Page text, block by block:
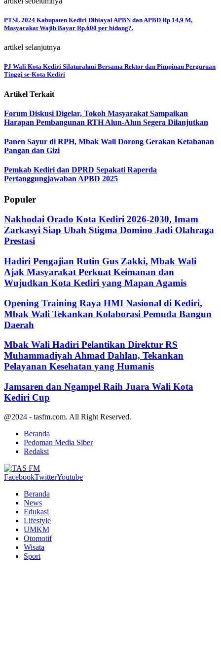
PTSL 2024 Kabupaten Kediri Dibiayai APBN dan APBD Rp 14,9 M,
Masyarakat Wajib Bayar Rp.600 per bidang?.
artikel selanjutnya
PJ Wali Kota Kediri Silaturahmi Bersama Rektor dan Pimpinan Perguruan
Tinggi se-Kota Kediri
Artikel Terkait
Forum Diskusi Digelar, Tokoh Masyarakat Sampaikan
Harapan Pembangunan RTH Alun-Alun Segera Dilanjutkan
Panen Sayur di RPH, Mbak Wali Dorong Gerakan Ketahanan
Pangan dan Gizi
Pemkab Kediri dan DPRD Sepakati Raperda
Pertanggungjawaban APBD 2025
Populer
Nakhodai Orado Kota Kediri 2026-2030, Imam
Zarkasyi Siap Ubah Stigma Domino Jadi Olahraga
Prestasi
Hadiri Pengajian Rutin Gus Zakki, Mbak Wali
Ajak Masyarakat Perkuat Keimanan dan
Wujudkan Kota Kediri yang Mapan Agamis
Opening Training Raya HMI Nasional di Kediri,
Mbak Wali Tekankan Kolaborasi Pemuda Bangun
Daerah
Mbak Wali Hadiri Pelantikan Direktur RS
Muhammadiyah Ahmad Dahlan, Tekankan
Pelayanan Kesehatan yang Humanis
Jamsaren dan Ngampel Raih Juara Wali Kota
Kediri Cup
@2024 - tasfm.com. All Right Reserved.
Beranda
Pedoman Media Siber
Redaksi
FacebookTwitterYoutube
Beranda
News
Edukasi
Lifestyle
UMKM
Otomotif
Wisata
Sport